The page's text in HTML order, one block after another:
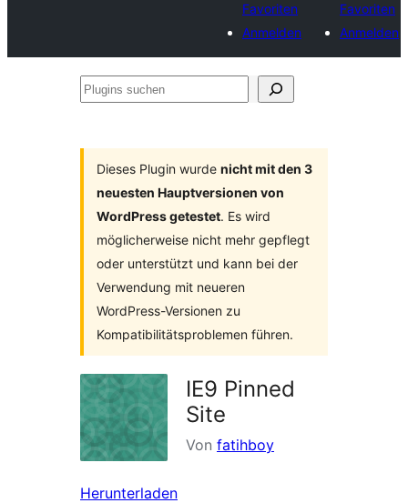
Favoriten
Anmelden
Favoriten
Anmelden
Plugins
Dieses Plugin wurde nicht mit den 3
neuesten Hauptversionen von
WordPress getestet. Es wird
möglicherweise nicht mehr gepflegt
oder unterstützt und kann bei der
Verwendung mit neueren
WordPress-Versionen zu
Kompatibilitätsproblemen führen.
IE9 Pinned
Site
Von fatihboy
Herunterladen